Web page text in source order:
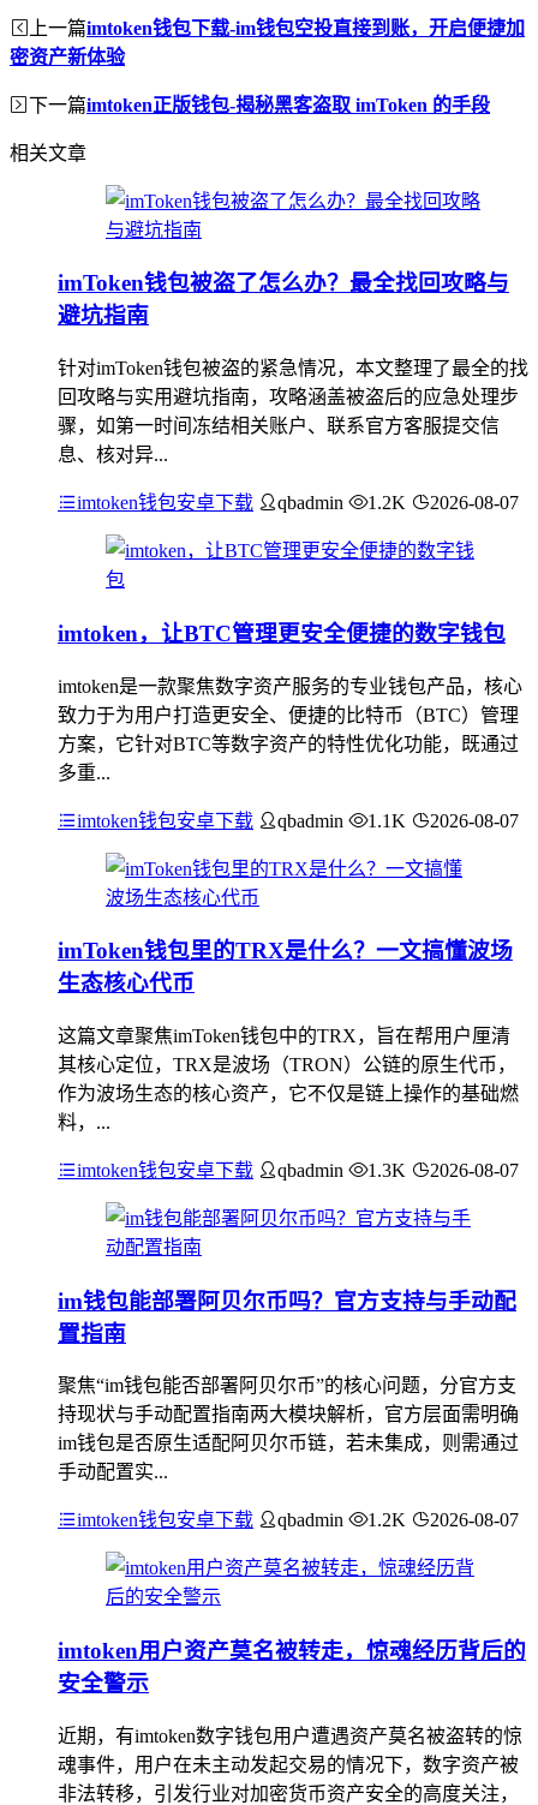
上一篇imtoken钱包下载-im钱包空投直接到账，开启便捷加
密资产新体验
下一篇imtoken正版钱包-揭秘黑客盗取 imToken 的手段
相关文章
imToken钱包被盗了怎么办？最全找回攻略与
避坑指南
针对imToken钱包被盗的紧急情况，本文整理了最全的找
回攻略与实用避坑指南，攻略涵盖被盗后的应急处理步
骤，如第一时间冻结相关账户、联系官方客服提交信
息、核对异...
imtoken钱包安卓下载 qbadmin 1.2K 2026-08-07
imtoken，让BTC管理更安全便捷的数字钱包
imtoken是一款聚焦数字资产服务的专业钱包产品，核心
致力于为用户打造更安全、便捷的比特币（BTC）管理
方案，它针对BTC等数字资产的特性优化功能，既通过
多重...
imtoken钱包安卓下载 qbadmin 1.1K 2026-08-07
imToken钱包里的TRX是什么？一文搞懂波场
生态核心代币
这篇文章聚焦imToken钱包中的TRX，旨在帮用户厘清
其核心定位，TRX是波场（TRON）公链的原生代币，
作为波场生态的核心资产，它不仅是链上操作的基础燃
料，...
imtoken钱包安卓下载 qbadmin 1.3K 2026-08-07
im钱包能部署阿贝尔币吗？官方支持与手动配
置指南
聚焦“im钱包能否部署阿贝尔币”的核心问题，分官方支
持现状与手动配置指南两大模块解析，官方层面需明确
im钱包是否原生适配阿贝尔币链，若未集成，则需通过
手动配置实...
imtoken钱包安卓下载 qbadmin 1.2K 2026-08-07
imtoken用户资产莫名被转走，惊魂经历背后的
安全警示
近期，有imtoken数字钱包用户遭遇资产莫名被盗转的惊
魂事件，用户在未主动发起交易的情况下，数字资产被
非法转移，引发行业对加密货币资产安全的高度关注，